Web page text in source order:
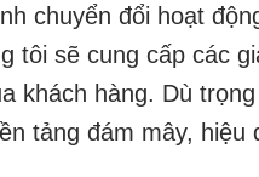
chuyển đổi hoạt
tôi sẽ cung cấp các
khách hàng. Dù
tảng đám mây,